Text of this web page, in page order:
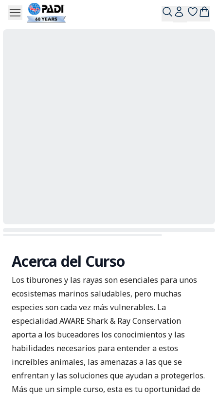
Acerca del Curso
Los tiburones y las rayas son esenciales para unos
ecosistemas marinos saludables, pero muchas
especies son cada vez más vulnerables. La
especialidad AWARE Shark & Ray Conservation
aporta a los buceadores los conocimientos y las
habilidades necesarios para entender a estos
increíbles animales, las amenazas a las que se
enfrentan y las soluciones que ayudan a protegerlos.
Más que un simple curso, esta es tu oportunidad de